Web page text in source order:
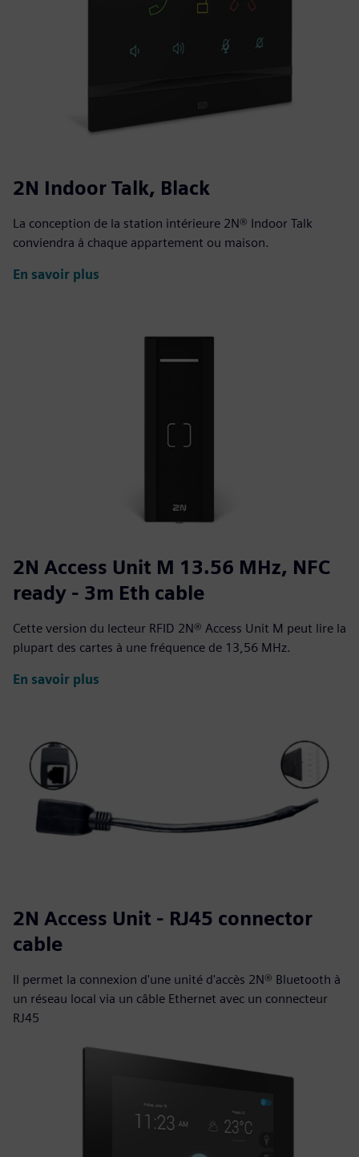
2N Indoor Talk, Black
La conception de la station intérieure 2N® Indoor Talk
conviendra à chaque appartement ou maison.
En savoir plus
2N Access Unit M 13.56 MHz, NFC
ready - 3m Eth cable
Cette version du lecteur RFID 2N® Access Unit M peut lire la
plupart des cartes à une fréquence de 13,56 MHz.
En savoir plus
2N Access Unit - RJ45 connector
cable
Il permet la connexion d'une unité d'accès 2N® Bluetooth à
un réseau local via un câble Ethernet avec un connecteur
RJ45